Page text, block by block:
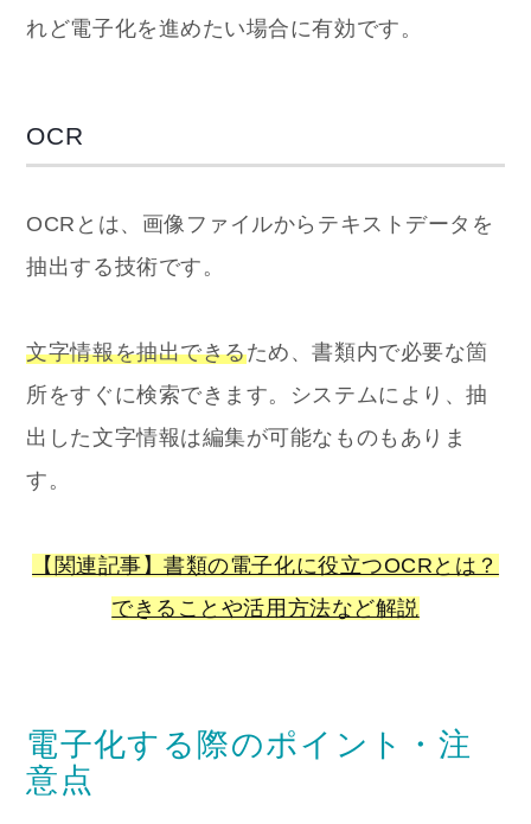
れど電子化を進めたい場合に有効です。
OCR
OCRとは、画像ファイルからテキストデータを
抽出する技術です。
文字情報を抽出できるため、書類内で必要な箇
所をすぐに検索できます。システムにより、抽
出した文字情報は編集が可能なものもありま
す。
【関連記事】書類の電子化に役立つOCRとは？
できることや活用方法など解説
電子化する際のポイント・注
意点